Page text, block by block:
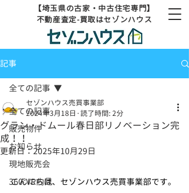
【埼玉県の古家・中古住宅専門】
不動産査定-買取はセゾンハウス
記事
全ての記事
販売物件
お知らせ
現地販売会
360°VR内見
全ての記事
グラン・ドムール春日部リノベーション完
成！！
セゾンハウス売買事業部
2024年3月18日 読了時間: 2分
更新日：2025年10月29日
こんにちは、セゾンハウス売買事業部です。